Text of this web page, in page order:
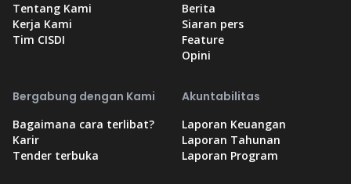
Tentang Kami
Kerja Kami
Tim CISDI
Berita
Siaran pers
Feature
Opini
Bergabung dengan Kami
Bagaimana cara terlibat?
Karir
Tender terbuka
Akuntabilitas
Laporan Keuangan
Laporan Tahunan
Laporan Program